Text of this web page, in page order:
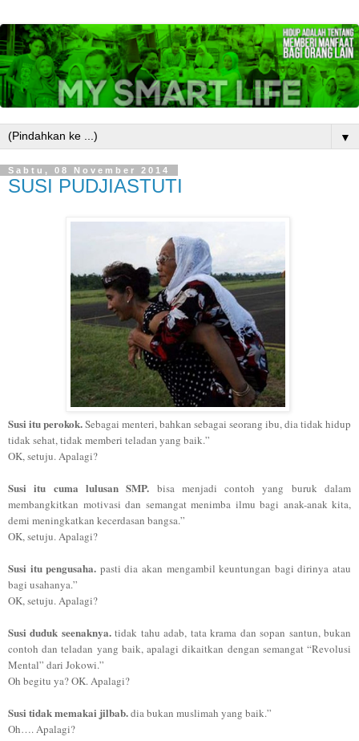
▼
Sabtu, 08 November 2014
SUSI PUDJIASTUTI
Susi itu perokok.Sebagai menteri, bahkan sebagai seorang ibu, dia tidak hidup
tidak sehat, tidak memberi teladan yang baik.”
OK, setuju. Apalagi?
Susi itu cuma lulusan SMP. bisa menjadi contoh yang buruk dalam
membangkitkan motivasi dan semangat menimba ilmu bagi anak-anak kita,
demi meningkatkan kecerdasan bangsa.”
OK, setuju. Apalagi?
Susi itu pengusaha. pasti dia akan mengambil keuntungan bagi dirinya atau
bagi usahanya.”
OK, setuju. Apalagi?
Susi duduk seenaknya.tidak tahu adab, tata krama dan sopan santun, bukan
contoh dan teladan yang baik, apalagi dikaitkan dengan semangat “Revolusi
Mental” dari Jokowi.”
Oh begitu ya? OK. Apalagi?
Susi tidak memakai jilbab.dia bukan muslimah yang baik.”
Oh…. Apalagi?